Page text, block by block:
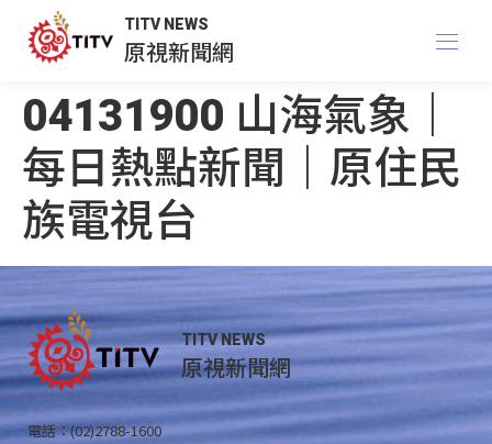
TITV NEWS
原視新聞網
04131900 山海氣象｜
每日熱點新聞｜原住民
族電視台
TITV NEWS
原視新聞網
電話：(02)2788-1600